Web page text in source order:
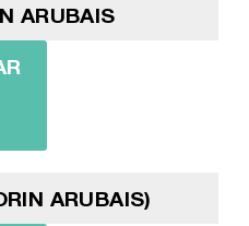
ARUBAIS
ARUBAIS)